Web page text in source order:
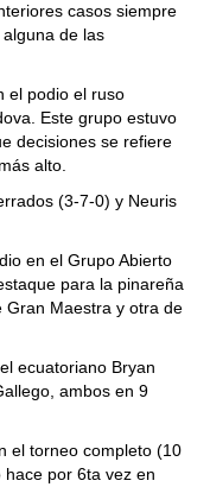
casos siempre
de las
el podio el ruso
Este grupo estuvo
decisiones se refiere
alto.
(3-7-0) y Neuris
en el Grupo Abierto
para la pinareña
Gran Maestra y otra de
ecuatoriano Bryan
ambos en 9
el torneo completo (10
hace por 6ta vez en